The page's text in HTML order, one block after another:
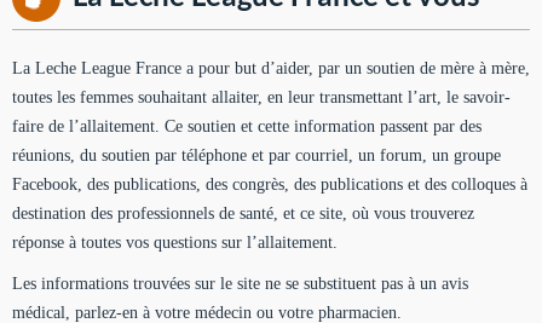
La Leche League France a pour but d’aider, par un soutien de mère à mère,
toutes les femmes souhaitant allaiter, en leur transmettant l’art, le savoir-
faire de l’allaitement. Ce soutien et cette information passent par des
réunions, du soutien par téléphone et par courriel, un forum, un groupe
Facebook, des publications, des congrès, des publications et des colloques à
destination des professionnels de santé, et ce site, où vous trouverez
réponse à toutes vos questions sur l’allaitement.
Les informations trouvées sur le site ne se substituent pas à un avis
médical, parlez-en à votre médecin ou votre pharmacien.